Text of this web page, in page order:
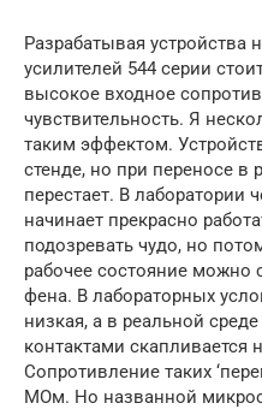
Разрабатывая устройства
усилителей 544 серии
высокое входное
чувствительность. Я
таким эффектом.
стенде, но при переносе в
перестает. В лаборатории
начинает прекрасно
подозревать чудо, но
рабочее состояние
фена. В лабораторных
низкая, а в реальной
контактами скапливается
Сопротивление таких
МОм. Но названной